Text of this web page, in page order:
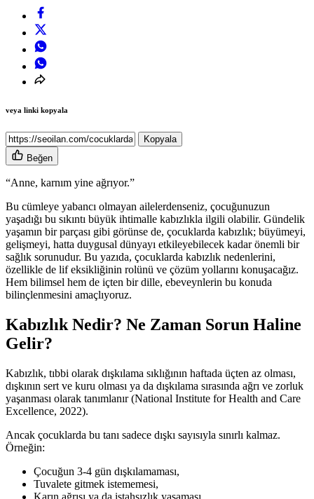
veya linki kopyala
Kopyala
Beğen
“Anne, karnım yine ağrıyor.”
Bu cümleye yabancı olmayan ailelerdenseniz, çocuğunuzun
yaşadığı bu sıkıntı büyük ihtimalle kabızlıkla ilgili olabilir. Gündelik
yaşamın bir parçası gibi görünse de, çocuklarda kabızlık; büyümeyi,
gelişmeyi, hatta duygusal dünyayı etkileyebilecek kadar önemli bir
sağlık sorunudur. Bu yazıda, çocuklarda kabızlık nedenlerini,
özellikle de lif eksikliğinin rolünü ve çözüm yollarını konuşacağız.
Hem bilimsel hem de içten bir dille, ebeveynlerin bu konuda
bilinçlenmesini amaçlıyoruz.
Kabızlık Nedir? Ne Zaman Sorun Haline
Gelir?
Kabızlık, tıbbi olarak dışkılama sıklığının haftada üçten az olması,
dışkının sert ve kuru olması ya da dışkılama sırasında ağrı ve zorluk
yaşanması olarak tanımlanır (National Institute for Health and Care
Excellence, 2022).
Ancak çocuklarda bu tanı sadece dışkı sayısıyla sınırlı kalmaz.
Örneğin:
Çocuğun 3-4 gün dışkılamaması,
Tuvalete gitmek istememesi,
Karın ağrısı ya da iştahsızlık yaşaması,